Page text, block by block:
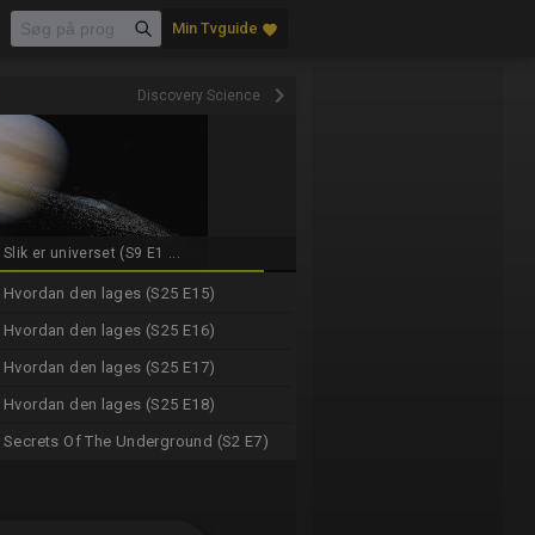
Min Tvguide favorite
Discovery Science keyboard_arrow_right
Slik er universet (S9 E1 ...
Hvordan den lages (S25 E15)
Hvordan den lages (S25 E16)
Hvordan den lages (S25 E17)
Hvordan den lages (S25 E18)
Secrets Of The Underground (S2 E7)